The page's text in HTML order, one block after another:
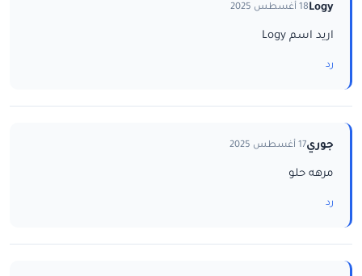
Logy18 أغسطس 2025
اريد اسم Logy
رد
جوري17 أغسطس 2025
مرهه حلو
رد